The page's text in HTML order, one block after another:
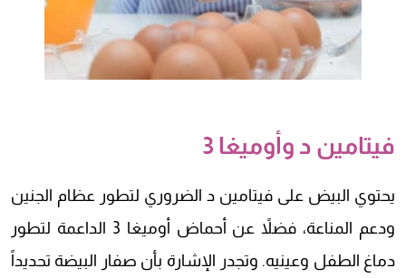
فيتامين د وأوميغا 3
يحتوي البيض على فيتامين د الضروري لتطور عظام الجنين
ودعم المناعة، فضلاً عن أحماض أوميغا 3 الداعمة لتطور
دماغ الطفل وعينيه. وتجدر الإشارة بأن صفار البيضة تحديداً